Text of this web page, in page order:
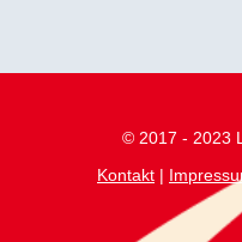
© 2017 - 2023
Kontakt |